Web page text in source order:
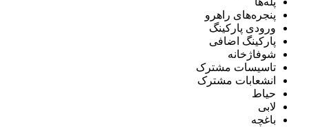
پنجره‌های راهرو
ورودی پارکینگ
پارکینگ اضافی
شوفاژخانه
تاسیسات مشترک
انشعابات مشترک
حیاط
لابی
باغچه